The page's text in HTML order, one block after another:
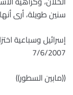
سنين طويلة، أرى
إسرائيل وسباعية
7/6/2007
((مابين السطور))